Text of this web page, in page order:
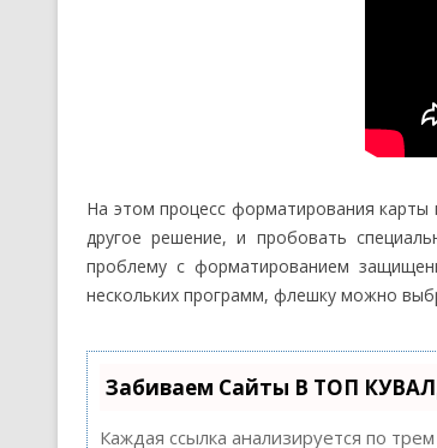
На этом процесс форматирования
другое решение, и пробовать
проблему с форматированием
нескольких программ, флешку можно
Забиваем Сайты В ТОП
Каждая ссылка анализируется по